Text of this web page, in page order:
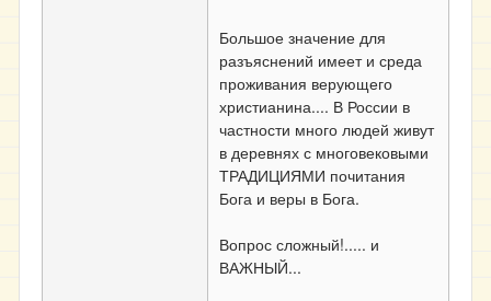
Большое значение для
разъяснений имеет и среда
проживания верующего
христианина.... В России в
частности много людей живут
в деревнях с многовековыми
ТРАДИЦИЯМИ почитания
Бога и веры в Бога.
Вопрос сложный!..... и
ВАЖНЫЙ...